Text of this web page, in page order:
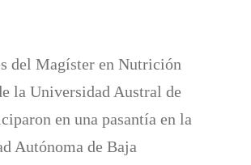
del Magíster en Nutrición
la Universidad Austral de
en una pasantía en la
Autónoma de Baja